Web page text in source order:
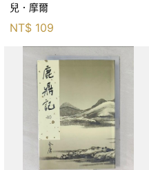
兒．摩爾
NT$ 109